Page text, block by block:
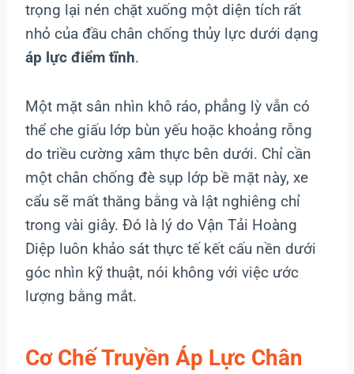
trọng lại nén chặt xuống một diện tích rất
nhỏ của đầu chân chống thủy lực dưới dạng
áp lực điểm tĩnh.
Một mặt sân nhìn khô ráo, phẳng lỳ vẫn có
thể che giấu lớp bùn yếu hoặc khoảng rỗng
do triều cường xâm thực bên dưới. Chỉ cần
một chân chống đè sụp lớp bề mặt này, xe
cẩu sẽ mất thăng bằng và lật nghiêng chỉ
trong vài giây. Đó là lý do Vận Tải Hoàng
Diệp luôn khảo sát thực tế kết cấu nền dưới
góc nhìn kỹ thuật, nói không với việc ước
lượng bằng mắt.
Cơ Chế Truyền Áp Lực Chân